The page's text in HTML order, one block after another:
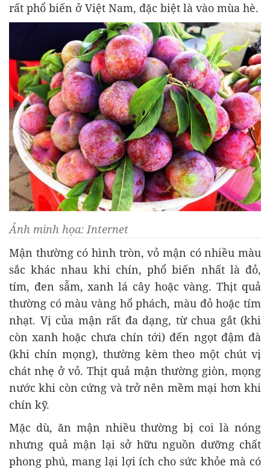
rất phổ biến ở Việt Nam, đặc biệt là vào mùa hè.
Ảnh minh họa: Internet
Mận thường có hình tròn, vỏ mận có nhiều màu
sắc khác nhau khi chín, phổ biến nhất là đỏ,
tím, đen sẫm, xanh lá cây hoặc vàng. Thịt quả
thường có màu vàng hổ phách, màu đỏ hoặc tím
nhạt. Vị của mận rất đa dạng, từ chua gắt (khi
còn xanh hoặc chưa chín tới) đến ngọt đậm đà
(khi chín mọng), thường kèm theo một chút vị
chát nhẹ ở vỏ. Thịt quả mận thường giòn, mọng
nước khi còn cứng và trở nên mềm mại hơn khi
chín kỹ.
Mặc dù, ăn mận nhiều thường bị coi là nóng
nhưng quả mận lại sở hữu nguồn dưỡng chất
phong phú, mang lại lợi ích cho sức khỏe mà có